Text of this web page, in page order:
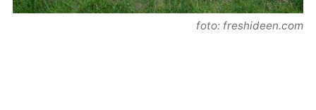
foto: freshideen.com